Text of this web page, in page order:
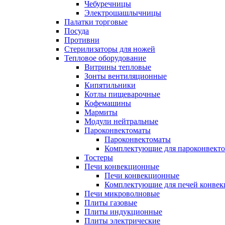
Чебуречницы
Электрошашлычницы
Палатки торговые
Посуда
Противни
Стерилизаторы для ножей
Тепловое оборудование
Витрины тепловые
Зонты вентиляционные
Кипятильники
Котлы пищеварочные
Кофемашины
Мармиты
Модули нейтральные
Пароконвектоматы
Пароконвектоматы
Комплектующие для
Тостеры
Печи конвекционные
Печи конвекционные
Комплектующие для печей
Печи микроволновые
Плиты газовые
Плиты индукционные
Плиты электрические